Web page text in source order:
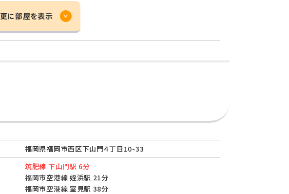
更に部屋を表示
福岡県福岡市西区下山門４丁目10-33
筑肥線 下山門駅 6分
福岡市空港線 姪浜駅 21分
福岡市空港線 室見駅 38分